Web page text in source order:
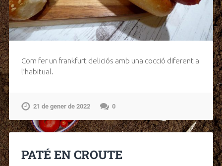
Com fer un frankfurt deliciós amb una cocció diferent a
l’habitual.
21 de gener de 2022 0
PATÉ EN CROUTE